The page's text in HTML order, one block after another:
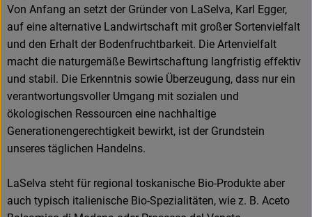
Von Anfang an setzt der Gründer von LaSelva, Karl Egger,
auf eine alternative Landwirtschaft mit großer Sortenvielfalt
und den Erhalt der Bodenfruchtbarkeit. Die Artenvielfalt
macht die naturgemäße Bewirtschaftung langfristig effektiv
und stabil. Die Erkenntnis sowie Überzeugung, dass nur ein
verantwortungsvoller Umgang mit sozialen und
ökologischen Ressourcen eine nachhaltige
Generationengerechtigkeit bewirkt, ist der Grundstein
unseres täglichen Handelns.
LaSelva steht für regional toskanische Bio-Produkte aber
auch typisch italienische Bio-Spezialitäten, wie z. B. Aceto